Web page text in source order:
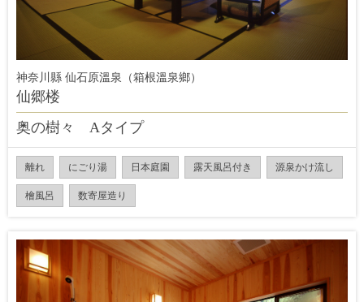
神奈川縣 仙石原溫泉（箱根溫泉鄉）
仙郷楼
奥の樹々 Aタイプ
離れ にごり湯 日本庭園 露天風呂付き 源泉かけ流し
檜風呂 数寄屋造り